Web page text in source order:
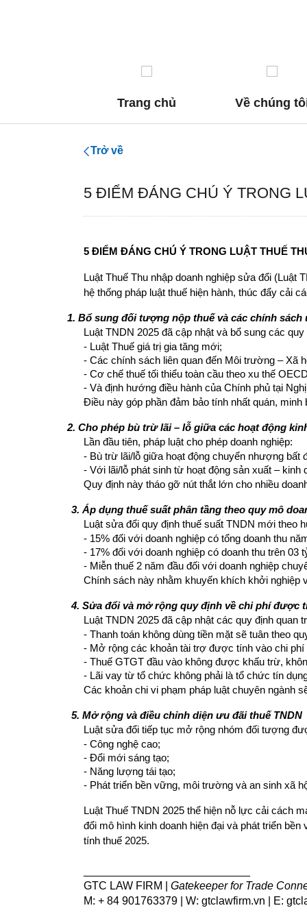
Trang chủ Về chúng
Trở về
5 ĐIỂM ĐÁNG CHÚ Ý TRONG
5 ĐIỂM ĐÁNG CHÚ Ý TRONG LUẬT THUẾ
Luật Thuế Thu nhập doanh nghiệp sửa đổi (Luật
hệ thống pháp luật thuế hiện hành, thúc đẩy cải
1. Bổ sung đối tượng nộp thuế và các chính sách
Luật TNDN 2025 đã cập nhật và bổ sung các
- Luật Thuế giá trị gia tăng mới;
- Các chính sách liên quan đến Môi trường – Xã
- Cơ chế thuế tối thiểu toàn cầu theo xu thế
- Và định hướng điều hành của Chính phủ tại
Điều này góp phần đảm bảo tính nhất quán,
2. Cho phép bù trừ lãi – lỗ giữa các hoạt động
Lần đầu tiên, pháp luật cho phép doanh nghiệp:
- Bù trừ lãi/lỗ giữa hoạt động chuyển nhượng
- Với lãi/lỗ phát sinh từ hoạt động sản xuất – kinh
Quy định này tháo gỡ nút thắt lớn cho nhiều
3. Áp dụng thuế suất phân tầng theo quy mô
Luật sửa đổi quy định thuế suất TNDN mới theo
- 15% đối với doanh nghiệp có tổng doanh thu
- 17% đối với doanh nghiệp có doanh thu trên 03
- Miễn thuế 2 năm đầu đối với doanh nghiệp
Chính sách này nhằm khuyến khích khởi nghiệp
4. Sửa đổi và mở rộng quy định về chi phí được
Luật TNDN 2025 đã cập nhật các quy định quan
- Thanh toán không dùng tiền mặt sẽ tuân theo
- Mở rộng các khoản tài trợ được tính vào chi
- Thuế GTGT đầu vào không được khấu trừ,
- Lãi vay từ tổ chức không phải là tổ chức tín
Các khoản chi vi phạm pháp luật chuyên ngành
5. Mở rộng và điều chỉnh diện ưu đãi thuế TNDN
Luật sửa đổi tiếp tục mở rộng nhóm đối tượng
- Công nghệ cao;
- Đổi mới sáng tạo;
- Năng lượng tái tạo;
- Phát triển bền vững, môi trường và an sinh xã
Luật Thuế TNDN 2025 thể hiện nỗ lực cải cách
đổi mô hình kinh doanh hiện đại và phát triển
tính thuế 2025.
GTC LAW FIRM | Gatekeeper for Trade
M: + 84 901763379 | W: gtclawfirm.vn | E: